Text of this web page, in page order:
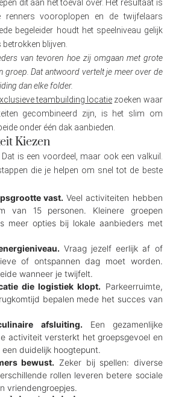
dit aan het toeval over. Het resultaat is
renners vooroplopen en de twijfelaars
begeleider houdt het speelniveau gelijk
blijven.
van tevoren hoe zij omgaan met grote
groep. Dat antwoord vertelt je meer over de
dan elke folder.
teambuilding locatie zoeken waar
gecombineerd zijn, is het slim om
onder één dak aanbieden.
Kiezen
is een voordeel, maar ook een valkuil.
die je helpen om snel tot de beste
vast. Veel activiteiten hebben
van 15 personen. Kleinere groepen
meer opties bij lokale aanbieders met
Vraag jezelf eerlijk af of
of ontspannen dag moet worden.
wanneer je twijfelt.
die logistiek klopt. Parkeerruimte,
bepalen mede het succes van
afsluiting. Een gezamenlijke
activiteit versterkt het groepsgevoel en
duidelijk hoogtepunt.
bewust. Zeker bij spellen: diverse
rollen leveren betere sociale
vriendengroepjes.